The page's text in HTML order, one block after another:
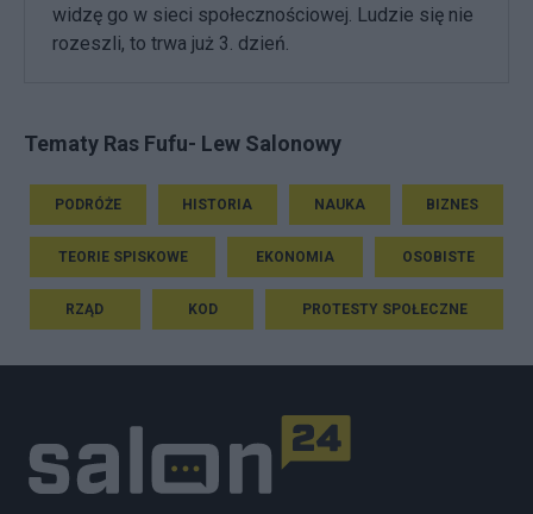
widzę go w sieci społecznościowej. Ludzie się nie
rozeszli, to trwa już 3. dzień.
Tematy Ras Fufu- Lew Salonowy
PODRÓŻE HISTORIA NAUKA BIZNES
TEORIE SPISKOWE EKONOMIA OSOBISTE
RZĄD KOD PROTESTY SPOŁECZNE